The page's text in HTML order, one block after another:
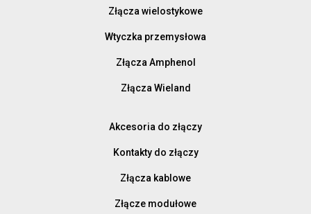
Złącza wielostykowe
Wtyczka przemysłowa
Złącza Amphenol
Złącza Wieland
Akcesoria do złączy
Kontakty do złączy
Złącza kablowe
Złącze modułowe